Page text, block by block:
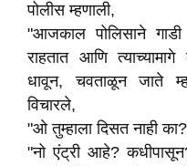
पोलीस म्हणाली,
"आजकाल पोलिसाने
राहतात आणि
धावून, चवताळून जाते
विचारले,
"ओ तुम्हाला दिसत नाही
"नो एंट्री आहे?